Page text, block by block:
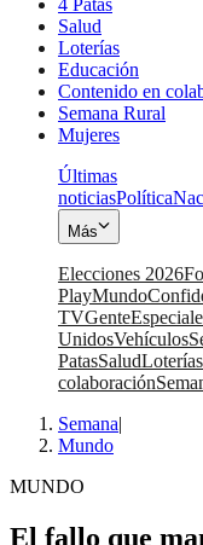
Salud
Loterías
Educación
Contenido en
Semana Rural
Mujeres
Últimas
noticiasPolítica
Más
Elecciones 2026
PlayMundo
TVGente
UnidosVehículos
PatasSaludLoterías
colaboración
Semana|
Mundo
MUNDO
El fallo que